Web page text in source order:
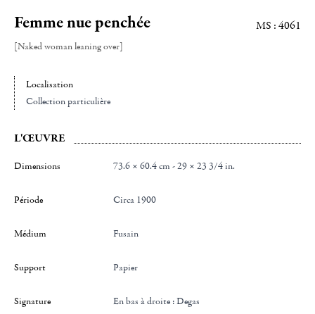
Femme nue penchée
[Naked woman leaning over]
MS : 4061
Localisation
Collection particulière
L'ŒUVRE
Dimensions 73.6 × 60.4 cm - 29 × 23 3/4 in.
Période Circa 1900
Médium Fusain
Support Papier
Signature en bas à droite : Degas